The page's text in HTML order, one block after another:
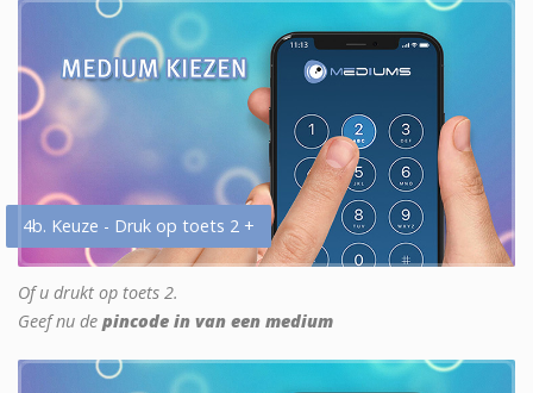
4b. Keuze - Druk op toets 2 +
Of u drukt op toets 2.
Geef nu de pincode in van een medium